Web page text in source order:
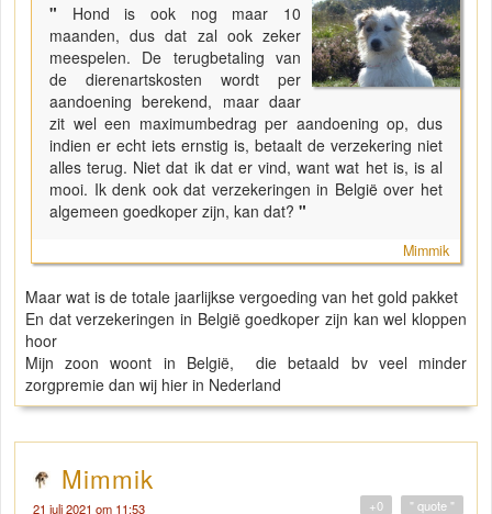
" Hond is ook nog maar 10
maanden, dus dat zal ook zeker
meespelen. De terugbetaling van
de dierenartskosten wordt per
aandoening berekend, maar daar
zit wel een maximumbedrag per aandoening op, dus
indien er echt iets ernstig is, betaalt de verzekering niet
alles terug. Niet dat ik dat er vind, want wat het is, is al
mooi. Ik denk ook dat verzekeringen in België over het
algemeen goedkoper zijn, kan dat? "
Mimmik
Maar wat is de totale jaarlijkse vergoeding van het gold pakket
En dat verzekeringen in België goedkoper zijn kan wel kloppen
hoor
Mijn zoon woont in België, die betaald bv veel minder
zorgpremie dan wij hier in Nederland
Mimmik
21 juli 2021 om 11:53 " quote "
+0